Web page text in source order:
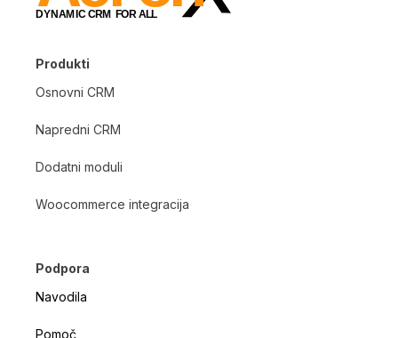
Produkti
Osnovni CRM
Napredni CRM
Dodatni moduli
Woocommerce integracija
Podpora
Navodila
Pomoč